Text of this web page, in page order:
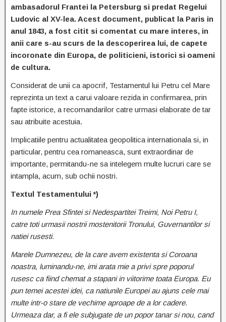
ambasadorul Frantei la Petersburg si predat Regelui
Ludovic al XV-lea. Acest document, publicat la Paris in
anul 1843, a fost citit si comentat cu mare interes, in
anii care s-au scurs de la descoperirea lui, de capete
incoronate din Europa, de politicieni, istorici si oameni
de cultura.
Considerat de unii ca apocrif, Testamentul lui Petru cel Mare
reprezinta un text a carui valoare rezida in confirmarea, prin
fapte istorice, a recomandarilor catre urmasi elaborate de tar
sau atribuite acestuia.
Implicatiile pentru actualitatea geopolitica internationala si, in
particular, pentru cea romaneasca, sunt extraordinar de
importante, permitandu-ne sa intelegem multe lucruri care se
intampla, acum, sub ochii nostri.
Textul Testamentului *)
In numele Prea Sfintei si Nedespartitei Treimi, Noi Petru I,
catre toti urmasii nostrii mostenitorii Tronului, Guvernantilor si
natiei rusesti.
Marele Dumnezeu, de la care avem existenta si Coroana
noastra, luminandu-ne, imi arata mie a privi spre poporul
rusesc ca fiind chemat a stapani in viitorime toata Europa. Eu
pun temei acestei idei, ca natiunile Europei au ajuns cele mai
multe intr-o stare de vechime aproape de a lor cadere.
Urmeaza dar, a fi ele subjugate de un popor tanar si nou, cand